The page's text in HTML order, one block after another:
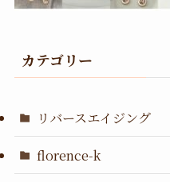
カテゴリー
リバースエイジング
florence-k